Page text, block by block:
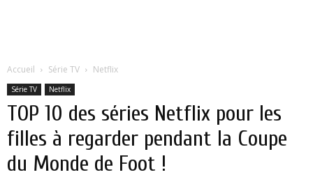
Accueil Série TV Netflix
Série TV Netflix
TOP 10 des séries Netflix pour les
filles à regarder pendant la Coupe
du Monde de Foot !